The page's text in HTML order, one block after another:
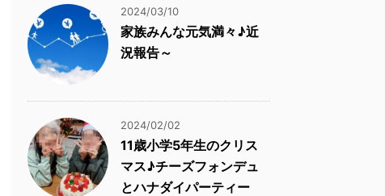
2024/03/10
家族みんな元気満々♪近
況報告～
2024/02/02
11歳小学5年生のクリス
マス♪チーズフォンデュ
とハナダイパーティー